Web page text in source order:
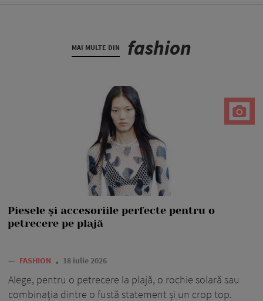
MAI MULTE DIN fashion
Piesele și accesoriile perfecte pentru o
petrecere pe plajă
— FASHION 18 iulie 2026
Alege, pentru o petrecere la plajă, o rochie solară sau
combinația dintre o fustă statement și un crop top.